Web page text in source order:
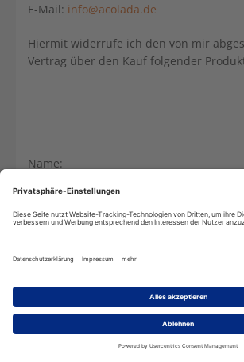
E-Mail: info@acolada.de
Hiermit widerrufe ich den von mir
Vertrag über den Kauf folgender
Name: